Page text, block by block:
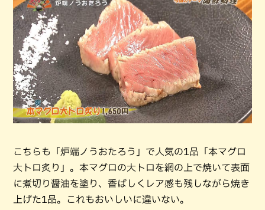
こちらも「炉端ノうおたろう」で人気の1品「本マグロ
大トロ炙り」。本マグロの大トロを網の上で焼いて表面
に煮切り醤油を塗り、香ばしくレア感も残しながら焼き
上げた1品。これもおいしいに違いない。